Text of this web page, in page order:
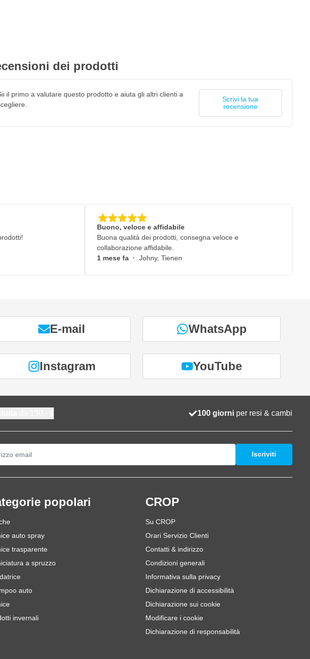
dei prodotti
il primo a valutare questo prodotto e aiuta gli altri clienti a
Scrivi la tua
recensione
Buono, veloce e affidabile
Buona qualità dei prodotti, consegna veloce e
collaborazione affidabile.
1 mese fa · Johny, Tienen
E-mail WhatsApp
Instagram YouTube
100 giorni per resi & cambi
Iscriviti
popolari
auto spray
trasparente
a spruzzo
auto
invernali
CROP
Su CROP
Orari Servizio Clienti
Contatti & indirizzo
Condizioni generali
Informativa sulla privacy
Dichiarazione di accessibilità
Dichiarazione sui cookie
Modificare i cookie
Dichiarazione di responsabilità